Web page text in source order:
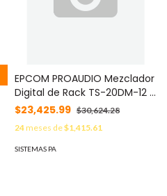
EPCOM PROAUDIO Mezclador
Digital de Rack TS-20DM-12 /
12 Canales Micrófono XLR + 2
Estéreo Line / Pantalla Táctil
7" Capacitiva / DSP 32-bit 48
kHz / 8 Salidas AUX + Main
$23,425.99 $30,624.28
24meses de$1,415.61
SISTEMAS PA